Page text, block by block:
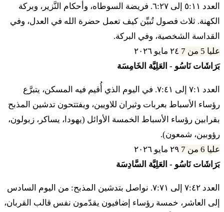
يِهْيِه
י
וְאִישׁ אֶת קֳדָשָׁיו לוֹ יִהְיוּ אִישׁ אֲשֶׁר יִתֵּן לַכֹּהֵן לוֹ
יִהְיֶה׃
{ب} ١١ فَيْدَبِّر أدوناي إِل موشيه ليمور
וַיְדַבֵּר יְדוָד אֶל מֹשֶׁה לֵּאמֹר׃
١٢ دَبِّر إِل بْنيه يِسْرائيل فْآمَرْتّا أَليهِم إيش إيش كي تِسْطِه
إِشْتّو أومَعَلا بو مَعَل
דַּבֵּר אֶל בְּנֵי יִשְׂרָאֵל וְאָמַרְתָּ אֲלֵהֶם אִישׁ אִישׁ
כִּי תִשְׂטֶה אִשְׁתּוֹ וּמָעֲלָה בוֹ מָעַל׃
العدد ٥:١١ إلى ٦:٢٧. فريضة السوطاه، وأحكام النَّزير، وبركة
الكهنة. ثلاث فصول تُبيِّن كيف تعمل حضرة الله في العدل، وفي
القداسة الشخصية، وفي البركة.
عليا 5 من 7
٢٤ مايو ٢٠٢٦
بَرَاشَات نَاسُو - العَلِيَّة الخَامِسَة
العدد ٧:١ إلى ٧:٤١. في اليوم الذي أُقيم فيه المسكن، يتبرَّع
رؤساء الأسباط بعربات وثيران للاويين، ويفتتحون تدشين المذبح
بقرابين رؤساء الأسباط الخمسة الأوائل (يهودا، يساكر، زبولون،
رؤوبين، شمعون).
عليا 6 من 7
٢٩ مايو ٢٠٢٦
بَرَاشَات نَاسُو - العَلِيَّة السَّادِسَة
العدد ٧:٤٢ إلى ٧:٧١. نواصل بتدشين المذبح: من اليوم السادس
إلى العاشر، خمسة رؤساء إضافيون يقدّمون نفس قالب القربان،